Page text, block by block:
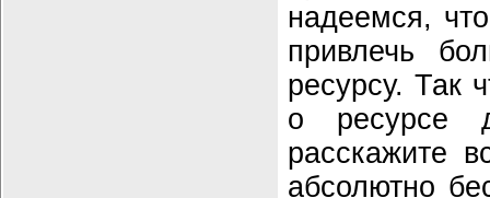
надеемся,
привлечь
ресурсу. Так
о ресурсе
расскажите
абсолютно